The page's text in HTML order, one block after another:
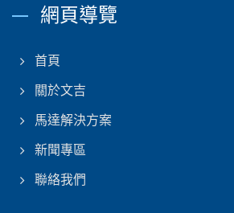
網頁導覽
首頁
關於文吉
馬達解決方案
新聞專區
聯絡我們